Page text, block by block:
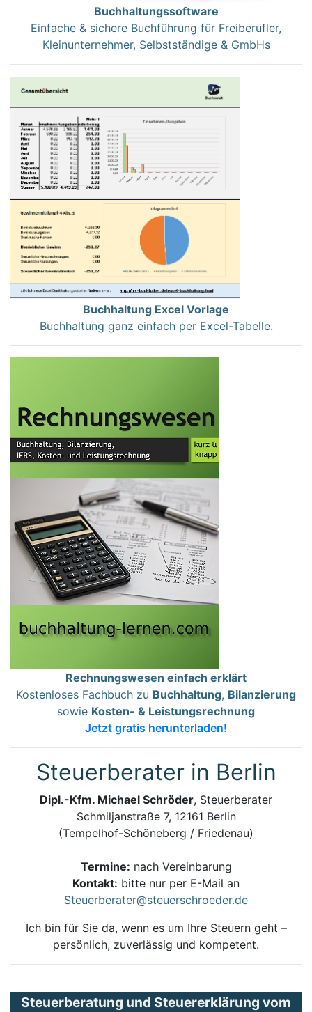
Buchhaltungssoftware
Einfache & sichere Buchführung für Freiberufler,
Kleinunternehmer, Selbstständige & GmbHs
Buchhaltung Excel Vorlage
Buchhaltung ganz einfach per Excel-Tabelle.
Rechnungswesen einfach erklärt
Kostenloses Fachbuch zu Buchhaltung, Bilanzierung
sowie Kosten- & Leistungsrechnung
Jetzt gratis herunterladen!
Steuerberater in Berlin
Dipl.-Kfm. Michael Schröder, Steuerberater
Schmiljanstraße 7, 12161 Berlin
(Tempelhof-Schöneberg / Friedenau)
Termine: nach Vereinbarung
Kontakt: bitte nur per E-Mail an
Steuerberater@steuerschroeder.de
Ich bin für Sie da, wenn es um Ihre Steuern geht –
persönlich, zuverlässig und kompetent.
Steuerberatung und Steuererklärung vom